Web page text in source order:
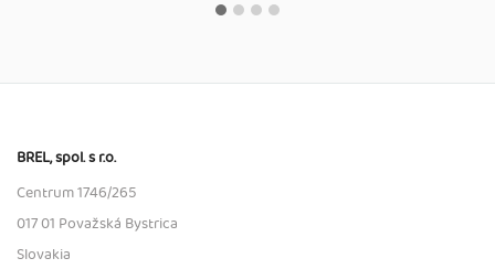
BREL, spol. s r.o.
Centrum 1746/265
017 01 Považská Bystrica
Slovakia